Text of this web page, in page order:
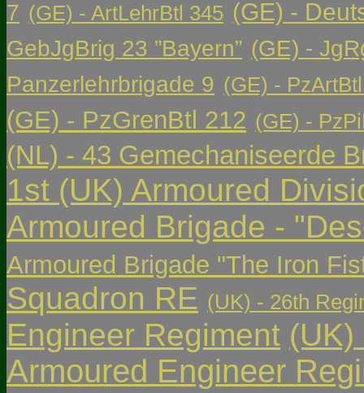
7 (GE) - ArtLehrBtl 345 (GE) -
GebJgBrig 23 ”Bayern” (GE) -
Panzerlehrbrigade 9 (GE) -
(GE) - PzGrenBtl 212 (GE) -
(NL) - 43 Gemechaniseerde
1st (UK) Armoured
Armoured Brigade -
Armoured Brigade "The Iron
Squadron RE (UK) - 26th
Engineer Regiment
Armoured Engineer